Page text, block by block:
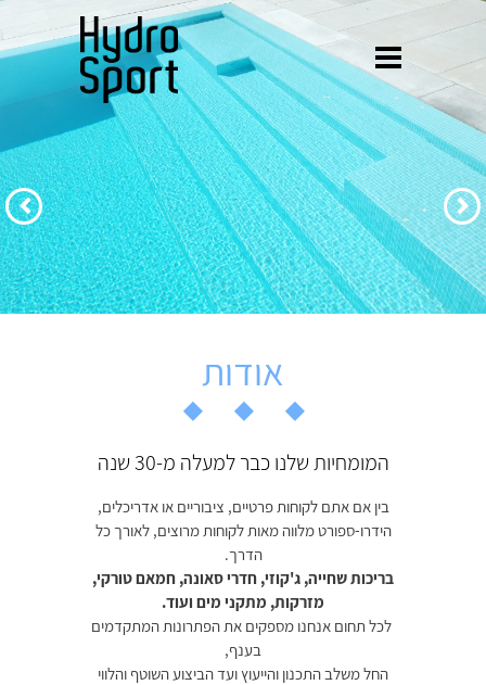
הבא הקודם
אודות
המומחיות שלנו כבר למעלה מ-30 שנה
בין אם אתם לקוחות פרטיים, ציבוריים או אדריכלים,
הידרו-ספורט מלווה מאות לקוחות מרוצים, לאורך כל
הדרך.
בריכות שחייה, ג'קוזי, חדרי סאונה, חמאם טורקי,
מזרקות, מתקני מים ועוד.
לכל תחום אנחנו מספקים את הפתרונות המתקדמים
בענף,
החל משלב התכנון והייעוץ ועד הביצוע השוטף והלווי